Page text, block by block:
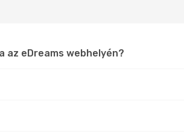
az eDreams webhelyén?